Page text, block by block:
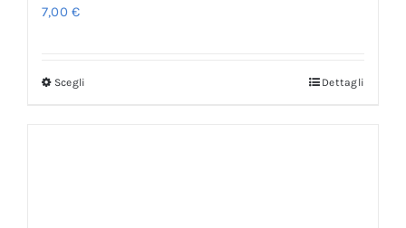
7,00€
Scegli Dettagli